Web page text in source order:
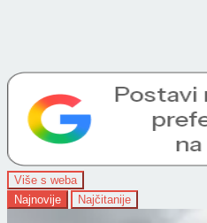
Više s weba
Najnovije
Najčitanije